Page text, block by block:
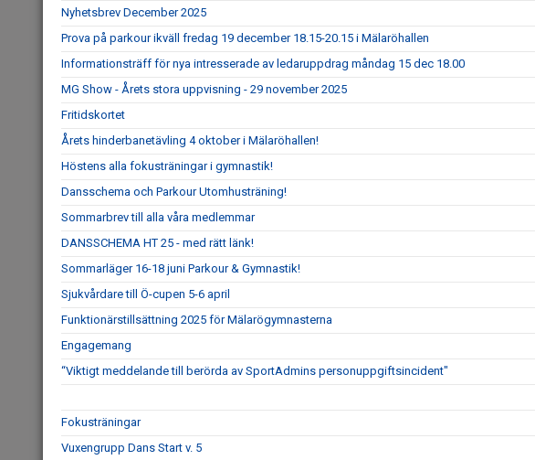
Nyhetsbrev December 2025
Prova på parkour ikväll fredag 19 december 18.15-20.15 i Mälaröhallen
Informationsträff för nya intresserade av ledaruppdrag måndag 15 dec 18.00
MG Show - Årets stora uppvisning - 29 november 2025
Fritidskortet
Årets hinderbanetävling 4 oktober i Mälaröhallen!
Höstens alla fokusträningar i gymnastik!
Dansschema och Parkour Utomhusträning!
Sommarbrev till alla våra medlemmar
DANSSCHEMA HT 25 - med rätt länk!
Sommarläger 16-18 juni Parkour & Gymnastik!
Sjukvårdare till Ö-cupen 5-6 april
Funktionärstillsättning 2025 för Mälarögymnasterna
Engagemang
“Viktigt meddelande till berörda av SportAdmins personuppgiftsincident"
Fokusträningar
Vuxengrupp Dans Start v. 5